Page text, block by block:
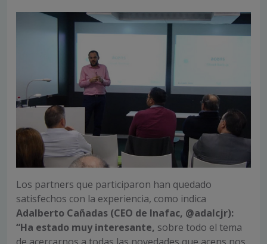
Los partners que participaron han quedado
satisfechos con la experiencia, como indica
Adalberto Cañadas (CEO de Inafac, @adalcjr):
“Ha estado muy interesante, sobre todo el tema